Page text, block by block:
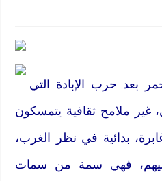
بعد حرب الإبادة التي
ملامح ثقافية يتمسكون
بدائية في نظر الغرب،
إليهم، فهي سمة من سمات